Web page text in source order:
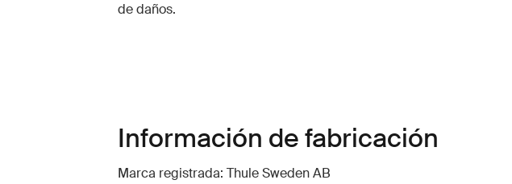
de daños.
Información de fabricación
Marca registrada: Thule Sweden AB